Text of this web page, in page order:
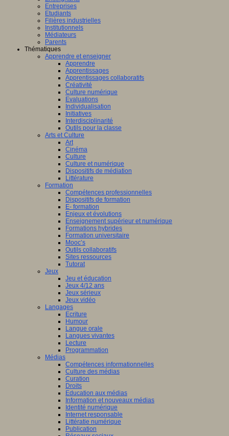
Entreprises
Etudiants
Filières industrielles
Institutionnels
Médiateurs
Parents
Thématiques
Apprendre et enseigner
Apprendre
Apprentissages
Apprentissages collaboratifs
Créativité
Culture numérique
Evaluations
Individualisation
Initiatives
Interdisciplinarité
Outils pour la classe
Arts et Culture
Art
Cinéma
Culture
Culture et numérique
Dispositifs de médiation
Littérature
Formation
Compétences professionnelles
Dispositifs de formation
E- formation
Enjeux et évolutions
Enseignement supérieur et numérique
Formations hybrides
Formation universitaire
Mooc’s
Outils collaboratifs
Sites ressources
Tutorat
Jeux
Jeu et éducation
Jeux 4/12 ans
Jeux sérieux
Jeux vidéo
Langages
Ecriture
Humour
Langue orale
Langues vivantes
Lecture
Programmation
Médias
Compétences informationnelles
Culture des médias
Curation
Droits
Education aux médias
Information et nouveaux médias
Identité numérique
Internet responsable
Littératie numérique
Publication